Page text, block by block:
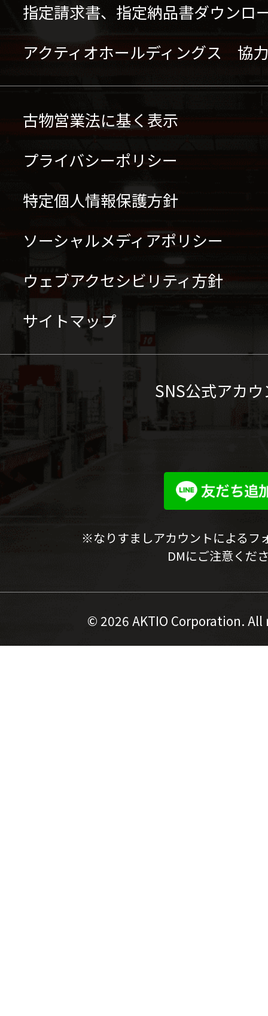
指定請求書、指定納品書ダウンロ
アクティオホールディングス 協
古物営業法に基く表示
プライバシーポリシー
特定個人情報保護方針
ソーシャルメディアポリシー
ウェブアクセシビリティ方針
サイトマップ
SNS公式アカ
※なりすましアカウントによるフ
DMにご注意くだ
© 2026 AKTIO Corporation.